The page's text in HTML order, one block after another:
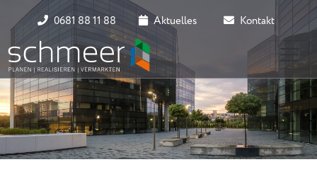
0681 88 11 88 Aktuelles Kontakt